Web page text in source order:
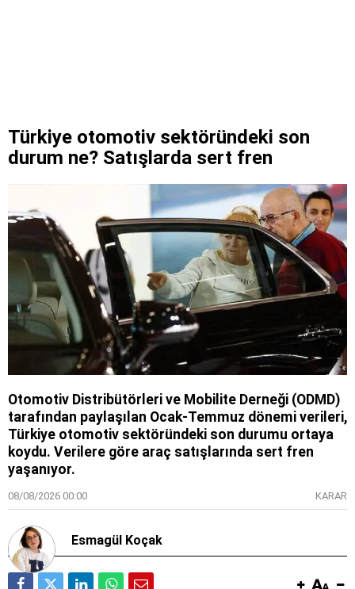
Türkiye otomotiv sektöründeki son
durum ne? Satışlarda sert fren
Otomotiv Distribütörleri ve Mobilite Derneği (ODMD)
tarafından paylaşılan Ocak-Temmuz dönemi verileri,
Türkiye otomotiv sektöründeki son durumu ortaya
koydu. Verilere göre araç satışlarında sert fren
yaşanıyor.
08/08/2026 00:00 KARAR
Esmagül Koçak